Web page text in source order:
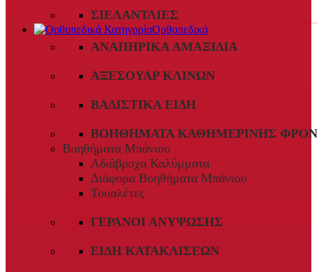
ΣΙΕΛΑΝΤΛΊΕΣ
Ορθοπεδικά
ΑΝΑΠΗΡΙΚΆ ΑΜΑΞΊΔΙΑ
ΑΞΕΣΟΥΆΡ ΚΛΙΝΏΝ
ΒΑΔΙΣΤΙΚΆ ΕΊΔΗ
ΒΟΗΘΉΜΑΤΑ ΚΑΘΗΜΕΡΙΝΉΣ
Βοηθήματα Μπάνιου
Αδιάβροχα Καλύμματα
Διάφορα Βοηθήματα Μπάνιου
Τουαλέτες
ΓΕΡΑΝΟΊ ΑΝΎΨΩΣΗΣ
ΕΊΔΗ ΚΑΤΑΚΛΊΣΕΩΝ